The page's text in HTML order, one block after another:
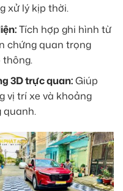
xử lý kịp thời.
Tích hợp ghi hình từ
chứng quan trọng
3D trực quan:Giúp
vị trí xe và khoảng
quanh.